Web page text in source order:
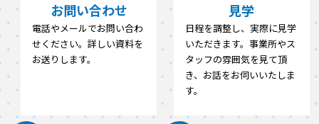
お問い合わせ
電話やメールでお問い合わ
せください。詳しい資料を
お送りします。
見学
日程を調整し、実際に見学
いただきます。事業所やス
タッフの雰囲気を見て頂
き、お話をお伺いいたしま
す。